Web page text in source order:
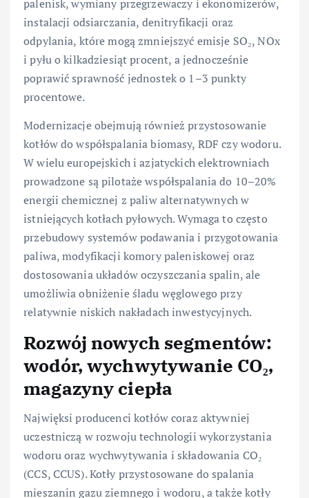
palenisk, wymiany przegrzewaczy i ekonomizerów,
instalacji odsiarczania, denitryfikacji oraz
odpylania, które mogą zmniejszyć emisje SO₂, NOx
i pyłu o kilkadziesiąt procent, a jednocześnie
poprawić sprawność jednostek o 1–3 punkty
procentowe.
Modernizacje obejmują również przystosowanie
kotłów do współspalania biomasy, RDF czy wodoru.
W wielu europejskich i azjatyckich elektrowniach
prowadzone są pilotaże współspalania do 10–20%
energii chemicznej z paliw alternatywnych w
istniejących kotłach pyłowych. Wymaga to często
przebudowy systemów podawania i przygotowania
paliwa, modyfikacji komory paleniskowej oraz
dostosowania układów oczyszczania spalin, ale
umożliwia obniżenie śladu węglowego przy
relatywnie niskich nakładach inwestycyjnych.
Rozwój nowych segmentów:
wodór, wychwytywanie CO₂,
magazyny ciepła
Najwięksi producenci kotłów coraz aktywniej
uczestniczą w rozwoju technologii wykorzystania
wodoru oraz wychwytywania i składowania CO₂
(CCS, CCUS). Kotły przystosowane do spalania
mieszanin gazu ziemnego i wodoru, a także kotły